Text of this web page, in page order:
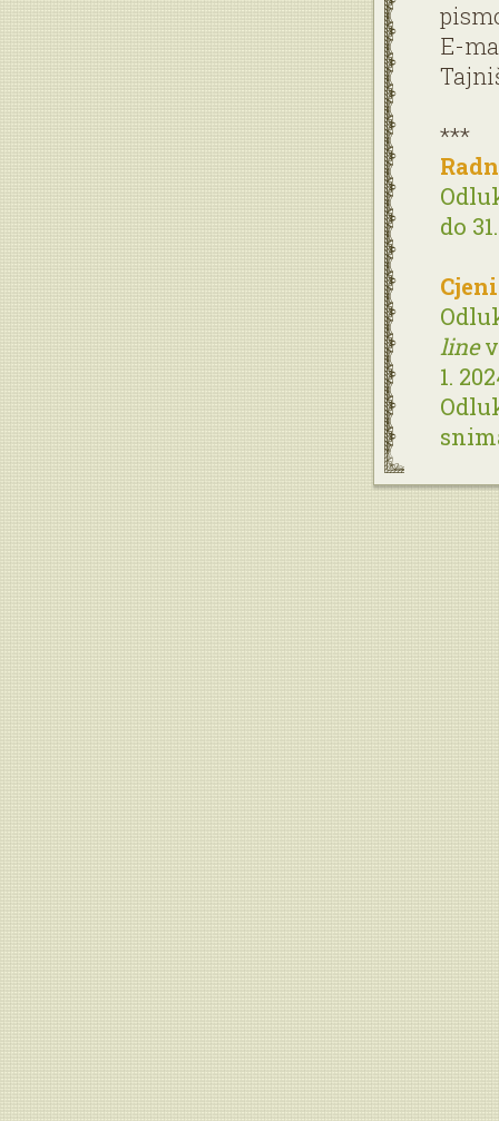
E-
***
do
line
1.